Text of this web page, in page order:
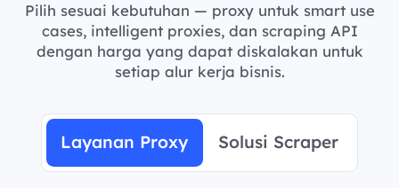
Pilih sesuai kebutuhan — proxy untuk smart use
cases, intelligent proxies, dan scraping API
dengan harga yang dapat diskalakan untuk
setiap alur kerja bisnis.
Layanan Proxy Solusi Scraper